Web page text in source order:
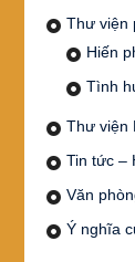
Thư viện
Hiến
Tình
Thư viện
Tin tức –
Văn
Ý nghĩa